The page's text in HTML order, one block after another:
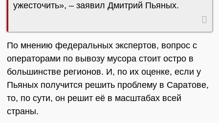
ужесточить», – заявил Дмитрий Пьяных.
По мнению федеральных экспертов, вопрос с
операторами по вывозу мусора стоит остро в
большинстве регионов. И, по их оценке, если у
Пьяных получится решить проблему в Саратове,
то, по сути, он решит её в масштабах всей
страны.